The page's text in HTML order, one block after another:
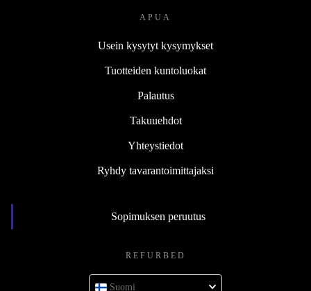
APUA
Usein kysytyt kysymykset
Tuotteiden kuntoluokat
Palautus
Takuuehdot
Yhteystiedot
Ryhdy tavarantoimittajaksi
Sopimuksen peruutus
REFURBED
Suomi